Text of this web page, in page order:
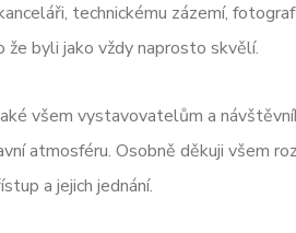
technickému zázemí,
že byli jako vždy naprosto skvělí.
všem vystavovatelům a
atmosféru. Osobně děkuji všem
a jejich jednání.